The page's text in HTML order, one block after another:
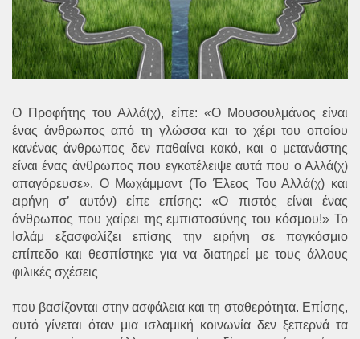
Ο Προφήτης του Αλλά(χ), είπε: «Ο Μουσουλμάνος είναι
ένας άνθρωπος από τη γλώσσα και το χέρι του οποίου
κανένας άνθρωπος δεν παθαίνει κακό, και ο μετανάστης
είναι ένας άνθρωπος που εγκατέλειψε αυτά που ο Αλλά(χ)
απαγόρευσε». Ο Μωχάμμαντ (Το Έλεος Του Αλλά(χ) και
ειρήνη σ’ αυτόν) είπε επίσης: «Ο πιστός είναι ένας
άνθρωπος που χαίρει της εμπιστοσύνης του κόσμου!» Το
Ισλάμ εξασφαλίζει επίσης την ειρήνη σε παγκόσμιο
επίπεδο και θεσπίστηκε για να διατηρεί με τους άλλους
φιλικές σχέσεις
που βασίζονται στην ασφάλεια και τη σταθερότητα. Επίσης,
αυτό γίνεται όταν μια ισλαμική κοινωνία δεν ξεπερνά τα